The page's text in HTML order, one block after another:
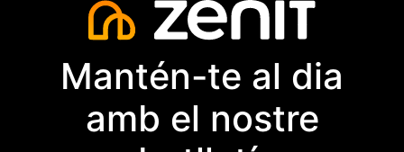
Mantén-te al dia
amb el nostre